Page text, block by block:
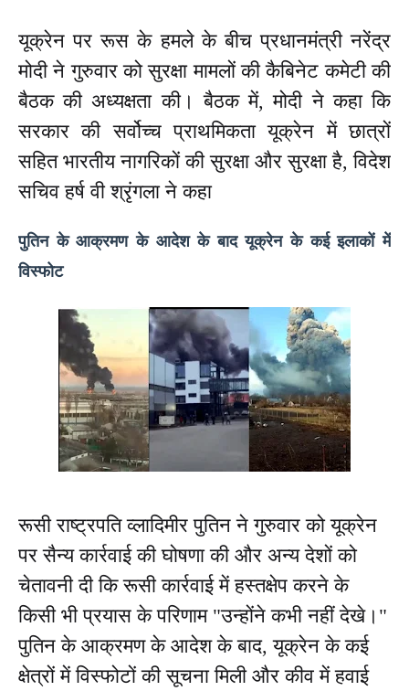
यूक्रेन पर रूस के हमले के बीच प्रधानमंत्री नरेंद्र
मोदी ने गुरुवार को सुरक्षा मामलों की कैबिनेट कमेटी की
बैठक की अध्यक्षता की।‌ बैठक में, मोदी ने कहा कि
सरकार की सर्वोच्च प्राथमिकता यूक्रेन में छात्रों
सहित भारतीय नागरिकों की सुरक्षा और सुरक्षा है, विदेश
सचिव हर्ष वी श्रृंगला ने कहा
पुतिन के आक्रमण के आदेश के बाद यूक्रेन के कई इलाकों में
विस्फोट
रूसी राष्ट्रपति व्लादिमीर पुतिन ने गुरुवार को यूक्रेन
पर सैन्य कार्रवाई की घोषणा की और अन्य देशों को
चेतावनी दी कि रूसी कार्रवाई में हस्तक्षेप करने के
किसी भी प्रयास के परिणाम "उन्होंने कभी नहीं देखे।"
पुतिन के आक्रमण के आदेश के बाद, यूक्रेन के कई
क्षेत्रों में विस्फोटों की सूचना मिली और कीव में हवाई